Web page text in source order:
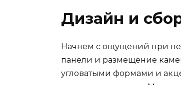
Дизайн и
Начнем с ощущений при
панели и размещение
угловатыми формами и